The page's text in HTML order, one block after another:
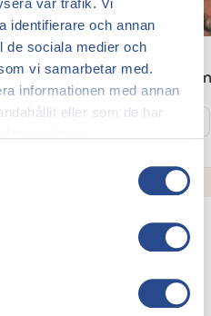
vår trafik. Vi
identifierare och annan
de sociala medier och
vi samarbetar med.
informationen med annan
eller som de har
David
Kärlkirurg
Läs mer